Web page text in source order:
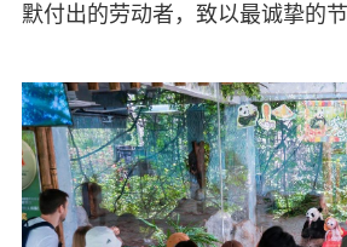
默付出的劳动者，致以最诚挚的节